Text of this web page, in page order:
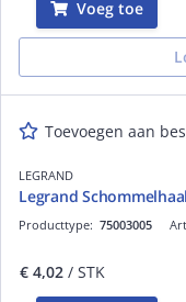
Voeg toe
Toevoegen aan
LEGRAND
Legrand
Producttype: 75003005
€ 4,02 / STK